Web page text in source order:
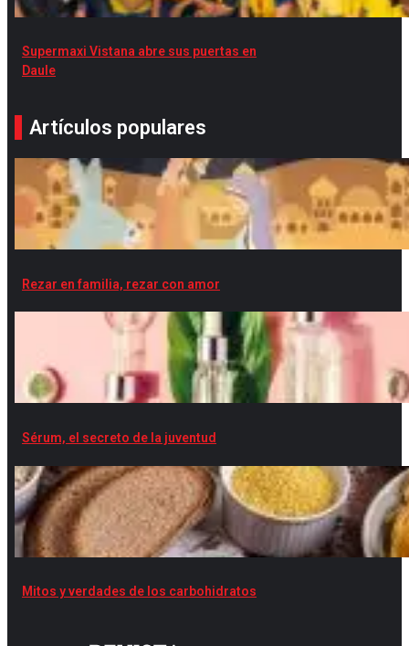
Supermaxi Vistana abre sus puertas en
Daule
Artículos populares
Rezar en familia, rezar con amor
Sérum, el secreto de la juventud
Mitos y verdades de los carbohidratos